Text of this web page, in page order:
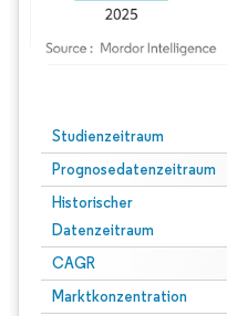
Studienzeitraum
Prognosedatenzeitraum
Historischer
Datenzeitraum
CAGR
Marktkonzentration